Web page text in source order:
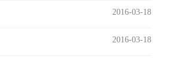
2016-03-18
2016-03-18